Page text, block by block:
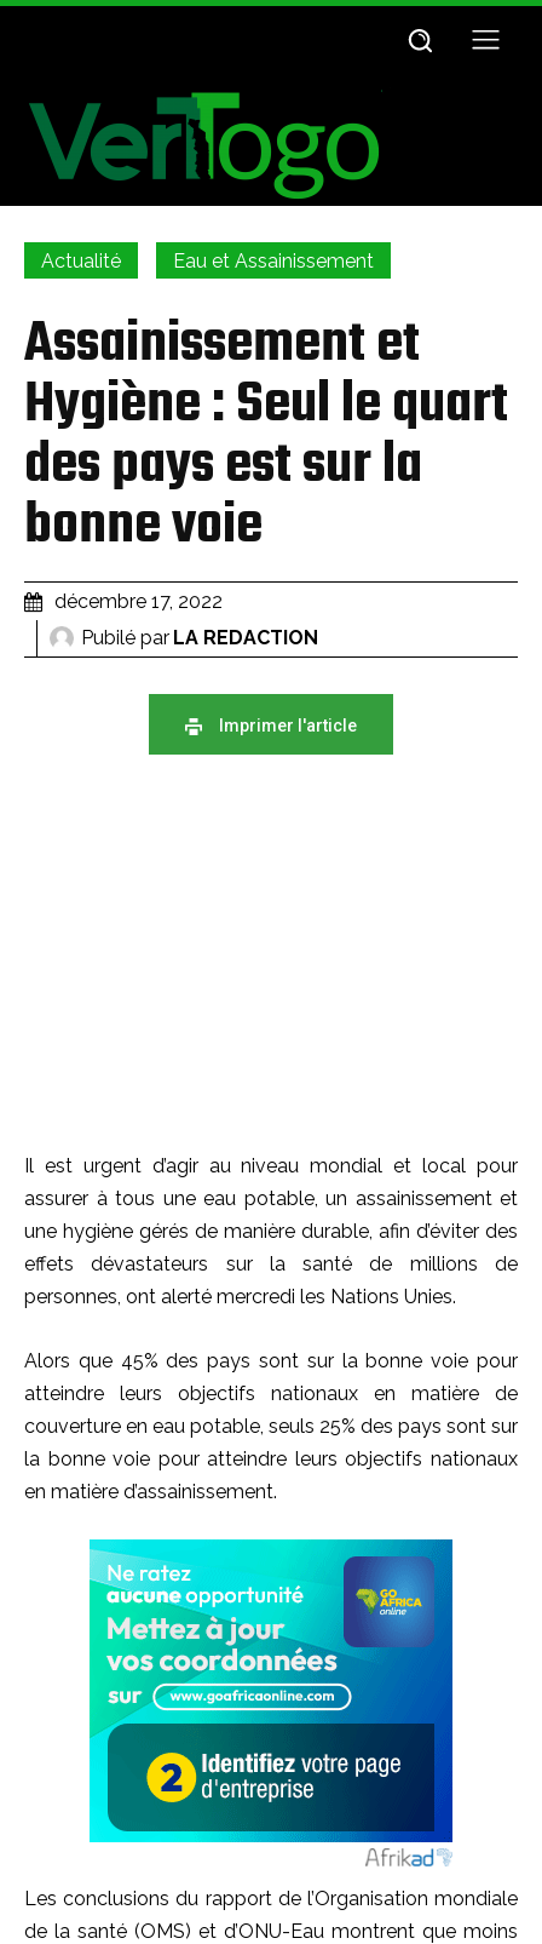
Actualité Eau et Assainissement
Assainissement et
Hygiène : Seul le quart
des pays est sur la
bonne voie
décembre 17, 2022
Pubilé par LA REDACTION
Imprimer l'article
Il est urgent d’agir au niveau mondial et local pour
assurer à tous une eau potable, un assainissement et
une hygiène gérés de manière durable, afin d’éviter des
effets dévastateurs sur la santé de millions de
personnes, ont alerté mercredi les Nations Unies.
Alors que 45% des pays sont sur la bonne voie pour
atteindre leurs objectifs nationaux en matière de
couverture en eau potable, seuls 25% des pays sont sur
la bonne voie pour atteindre leurs objectifs nationaux
en matière d’assainissement.
Les conclusions du rapport de l’Organisation mondiale
de la santé (OMS) et d’ONU-Eau montrent que moins